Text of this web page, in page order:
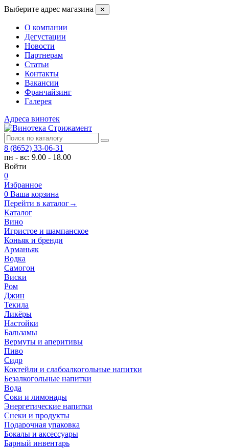
Выберите адрес магазина ✕
О компании
Дегустации
Новости
Партнерам
Статьи
Контакты
Вакансии
Франчайзинг
Галерея
Адреса винотек
8 (8652) 33-06-31
пн - вс: 9.00 - 18.00
Войти
0
Избранное
0 Ваша корзина
Перейти в каталог→
Каталог
Вино
Игристое и шампанское
Коньяк и бренди
Арманьяк
Водка
Самогон
Виски
Ром
Джин
Текила
Ликёры
Настойки
Бальзамы
Вермуты и аперитивы
Пиво
Сидр
Коктейли и слабоалкогольные напитки
Безалкогольные напитки
Вода
Соки и лимонады
Энергетические напитки
Снеки и продукты
Подарочная упаковка
Бокалы и аксессуары
Барный инвентарь